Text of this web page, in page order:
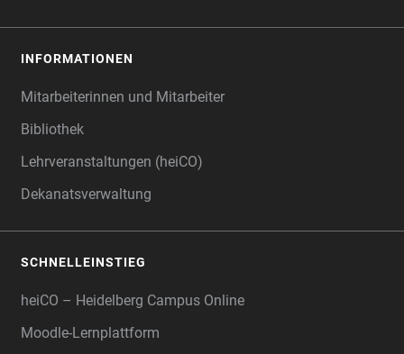
INFORMATIONEN
Mitarbeiterinnen und Mitarbeiter
Bibliothek
Lehrveranstaltungen (heiCO)
Dekanatsverwaltung
SCHNELLEINSTIEG
heiCO – Heidelberg Campus Online
Moodle-Lernplattform